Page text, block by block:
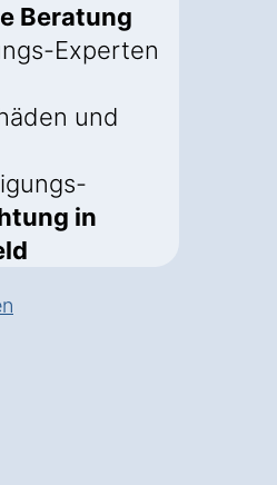
Beratung
Experten
und
in